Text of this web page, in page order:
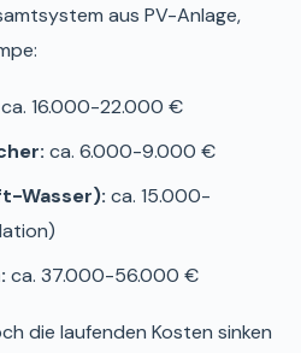
aus PV-Anlage,
ca. 16.000-22.000 €
ca. 6.000-9.000 €
Wasser): ca. 15.000-
ca. 37.000-56.000 €
die laufenden Kosten sinken